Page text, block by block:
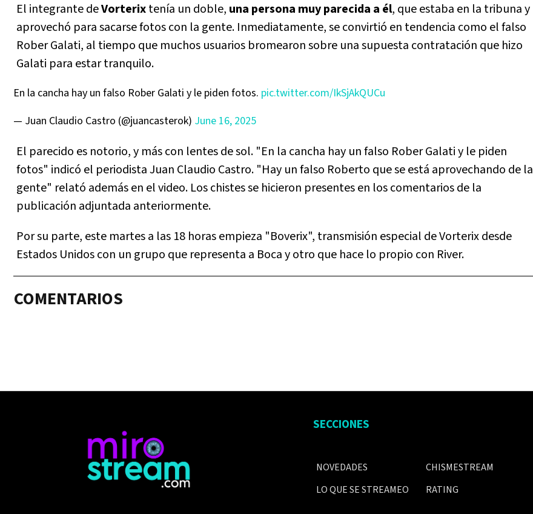
El integrante deVorterixtenía un doble, una persona muy parecida a él, que estaba en la tribuna y
aprovechó para sacarse fotos con la gente. Inmediatamente, se convirtió en tendencia como el falso
Rober Galati, al tiempo que muchos usuarios bromearon sobre una supuesta contratación que hizo
Galati para estar tranquilo.
En la cancha hay un falso Rober Galati y le piden fotos. pic.twitter.com/IkSjAkQUCu
— Juan Claudio Castro (@juancasterok) June 16, 2025
El parecido es notorio, y más con lentes de sol. "En la cancha hay un falso Rober Galati y le piden
fotos" indicó el periodista Juan Claudio Castro. "Hay un falso Roberto que se está aprovechando de la
gente" relató además en el video. Los chistes se hicieron presentes en los comentarios de la
publicación adjuntada anteriormente.
Por su parte, este martes a las 18 horas empieza "Boverix", transmisión especial de Vorterix desde
Estados Unidos con un grupo que representa a Boca y otro que hace lo propio con River.
COMENTARIOS
SECCIONES
NOVEDADES
LO QUE SE STREAMEO
CHISMESTREAM
RATING